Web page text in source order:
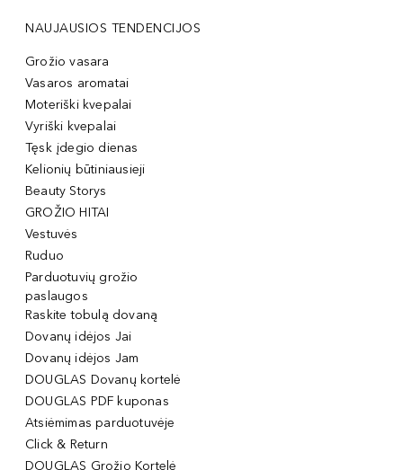
NAUJAUSIOS TENDENCIJOS
Grožio vasara
Vasaros aromatai
Moteriški kvepalai
Vyriški kvepalai
Tęsk įdegio dienas
Kelionių būtiniausieji
Beauty Storys
GROŽIO HITAI
Vestuvės
Ruduo
Parduotuvių grožio
paslaugos
Raskite tobulą dovaną
Dovanų idėjos Jai
Dovanų idėjos Jam
DOUGLAS Dovanų kortelė
DOUGLAS PDF kuponas
Atsiėmimas parduotuvėje
Click & Return
DOUGLAS Grožio Kortelė